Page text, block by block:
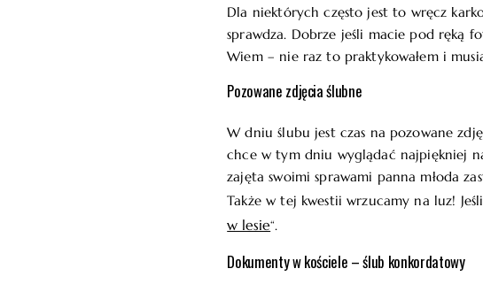
Dla niektórych często jest to wręcz
sprawdza. Dobrze jeśli macie pod ręką
Wiem – nie raz to praktykowałem i
Pozowane zdjęcia ślubne
W dniu ślubu jest czas na pozowane
chce w tym dniu wyglądać najpiękniej
zajęta swoimi sprawami panna młoda
Także w tej kwestii wrzucamy na luz!
w lesie“.
Dokumenty w kościele – ślub konkordatowy